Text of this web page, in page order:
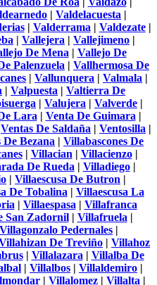
| Valdelacuesta |
| Valderrama| Valdezate|
| Vallejera | Vallejimeno |
De Mena| Vallejo De
Palenzuela | Vallhermosa De
| Vallunquera | Valmala |
| Valpuesta | Valtierra De
| Valujera | Valverde |
Lara| Venta De Guimara|
Ventas De Saldaña | Ventosilla |
De Bezana | Villabascones De
| Villacian| Villacienzo|
De Rueda| Villadiego|
| Villaescusa De Butron |
De Tobalina| Villaescusa La
| Villaespasa| Villafranca
San Zadornil| Villafruela|
Villagonzalo Pedernales |
De Treviño | Villahoz
| Villalazara| Villalba De
| Villalbos | Villaldemiro |
| Villalomez | Villalta |